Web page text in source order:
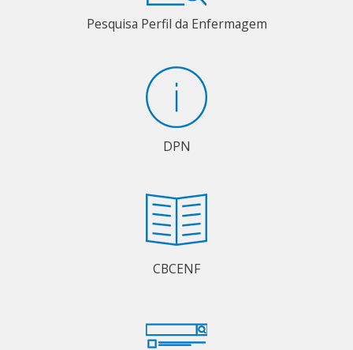
Pesquisa Perfil da Enfermagem
DPN
CBCENF